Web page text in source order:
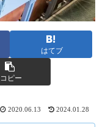
はてブ
コピー
2020.06.13 2024.01.28